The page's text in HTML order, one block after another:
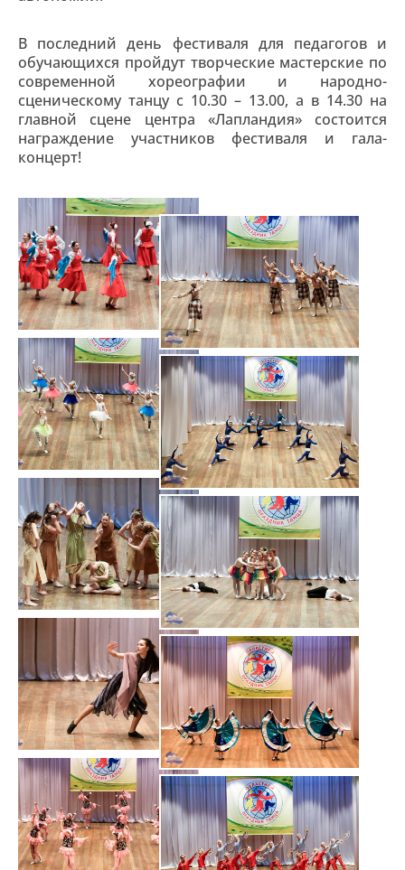
В последний день фестиваля для педагогов и
обучающихся пройдут творческие мастерские по
современной хореографии и народно-
сценическому танцу с 10.30 – 13.00, а в 14.30 на
главной сцене центра «Лапландия» состоится
награждение участников фестиваля и гала-
концерт!